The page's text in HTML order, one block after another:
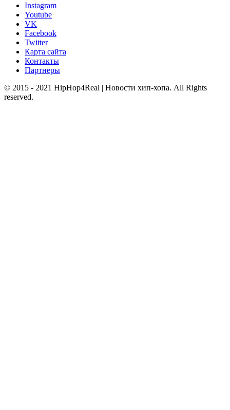
Instagram
Youtube
VK
Facebook
Twitter
Карта сайта
Контакты
Партнеры
© 2015 - 2021 HipHop4Real | Новости хип-хопа. All Rights
reserved.